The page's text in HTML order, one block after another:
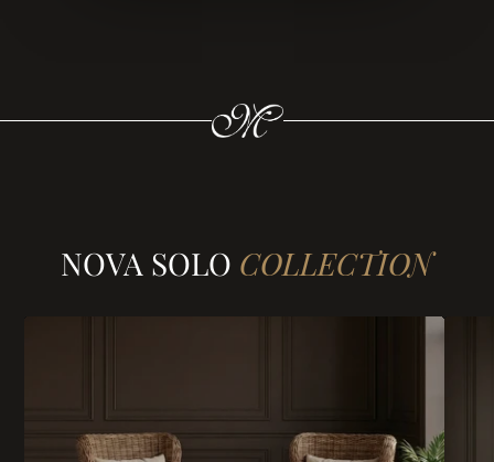
NOVA SOLO COLLECTION